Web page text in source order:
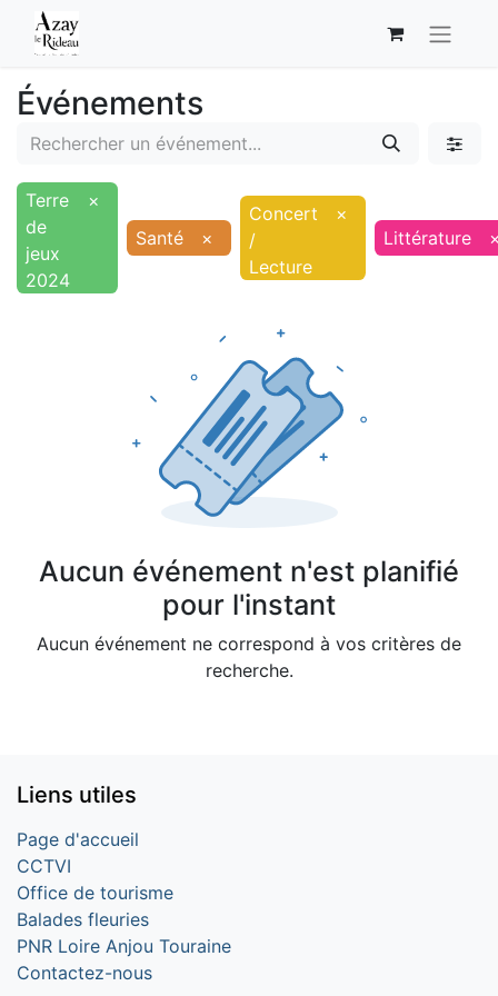
Événements
Terre
de
jeux
2024
×
Santé
×
Concert
/
Lecture
×
Littérature
Aucun événement n'est planifié
pour l'instant
Aucun événement ne correspond à vos critères de
recherche.
Liens utiles
Page d'accueil
CCTVI
Office de tourisme
Balades fleuries
PNR Loire Anjou Touraine
Contactez-nous